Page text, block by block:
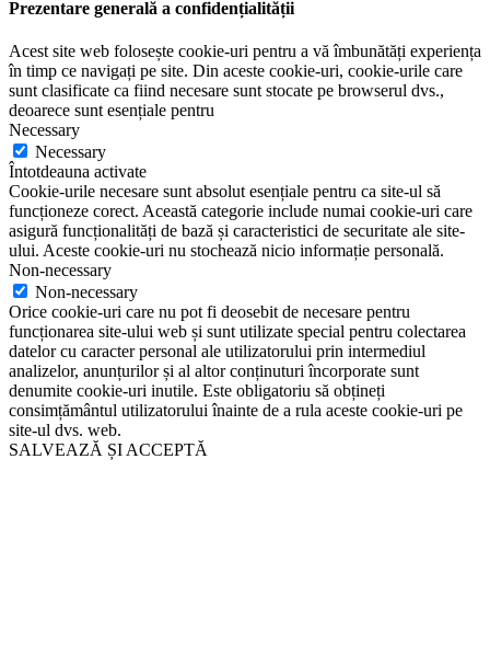
Prezentare generală a confidențialității
Acest site web folosește cookie-uri pentru a vă îmbunătăți experiența
în timp ce navigați pe site. Din aceste cookie-uri, cookie-urile care
sunt clasificate ca fiind necesare sunt stocate pe browserul dvs.,
deoarece sunt esențiale pentru
Necessary
Necessary
Întotdeauna activate
Cookie-urile necesare sunt absolut esențiale pentru ca site-ul să
funcționeze corect. Această categorie include numai cookie-uri care
asigură funcționalități de bază și caracteristici de securitate ale site-
ului. Aceste cookie-uri nu stochează nicio informație personală.
Non-necessary
Non-necessary
Orice cookie-uri care nu pot fi deosebit de necesare pentru
funcționarea site-ului web și sunt utilizate special pentru colectarea
datelor cu caracter personal ale utilizatorului prin intermediul
analizelor, anunțurilor și al altor conținuturi încorporate sunt
denumite cookie-uri inutile. Este obligatoriu să obțineți
consimțământul utilizatorului înainte de a rula aceste cookie-uri pe
site-ul dvs. web.
SALVEAZĂ ȘI ACCEPTĂ